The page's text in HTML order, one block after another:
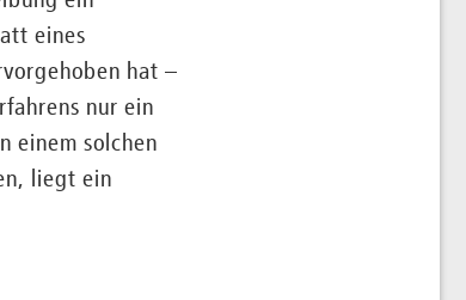
eines
hat –
nur ein
einem solchen
liegt ein